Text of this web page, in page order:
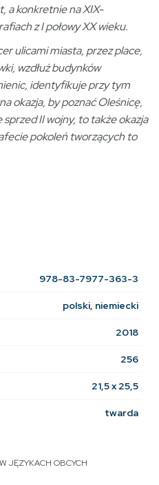
a konkretnie na XIX-
z I połowy XX wieku.
ulicami miasta, przez place,
wzdłuż budynków
identyfikuje przy tym
okazja, by poznać Oleśnicę,
sprzed II wojny, to także okazja
pokoleń tworzących to
978-83-7977-363-3
polski, niemiecki
2018
256
21,5 x 25,5
twarda
JĘZYKACH OBCYCH